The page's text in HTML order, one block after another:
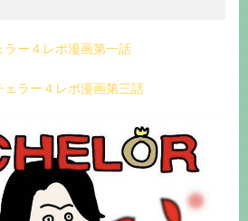
ラー４レポ漫画第一話
ェラー４レポ漫画第三話